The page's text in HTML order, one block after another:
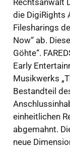
Rechtsanwalt
die DigiRights
Filesharings
Now“ ab.
Göhte“.
Early
Musikwerks
Bestandteil
einheitlichen
abgemahnt.
neue